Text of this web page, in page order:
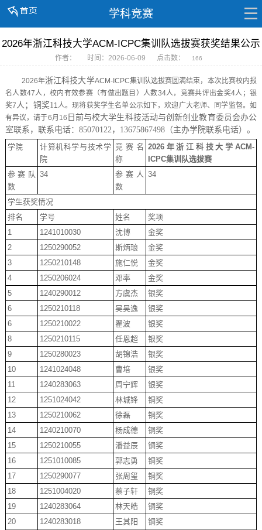
学科竞赛
2026年浙江科技大学ACM-ICPC集训队选拔赛获奖结果公示
作者： 时间：2026-06-09 点击数： 166
2026年浙江科技大学ACM-ICPC集训队选拔赛圆满结束，本次比赛校内报
名人数47人，校内有效参赛（有做出题目）人数34人，竞赛共评出金奖4人；银
奖7 人；铜奖1 1 人。现将获奖学生名单公示如下，欢迎广大老师、同学监督。如
有异议，请于6月 16 日前与校大学生科技活动与创新创业教育委员会办公
室联系，联系电话： 85070122，13675867498（主办学院联系电话）。
学院
计算机科学与技术学
院
竞赛名
称
2026年浙江科技大学ACM-
ICPC集训队选拔赛
参赛队
数
34
参赛人
数
34
学生获奖情况
排名
学号 姓名
奖项
1
1241010030 沈博
金奖
2
1250290052 斯炳琅
金奖
3
1250210148 施仁悦
金奖
4
1250206024 邓率
金奖
5
1240290012 方虞杰
银奖
6
1250210118 吴昊逸
银奖
6
1250210022 翟波
银奖
8
1250210115 任恩超
银奖
9
1250280023 胡锦浩
银奖
10
1241024048 曹培
银奖
11
1240283063 周宁辉
银奖
12
1251024042 林城锋
铜奖
13
1250210062 徐磊
铜奖
14
1240210070 杨成德
铜奖
15
1250210055 潘益辰
铜奖
16
1251010085 郭志勇
铜奖
17
1250290077 张周玺
铜奖
18
1251004020 蔡子轩
铜奖
19
1240283064 林天皓
铜奖
20
1240283018 王其阳
铜奖